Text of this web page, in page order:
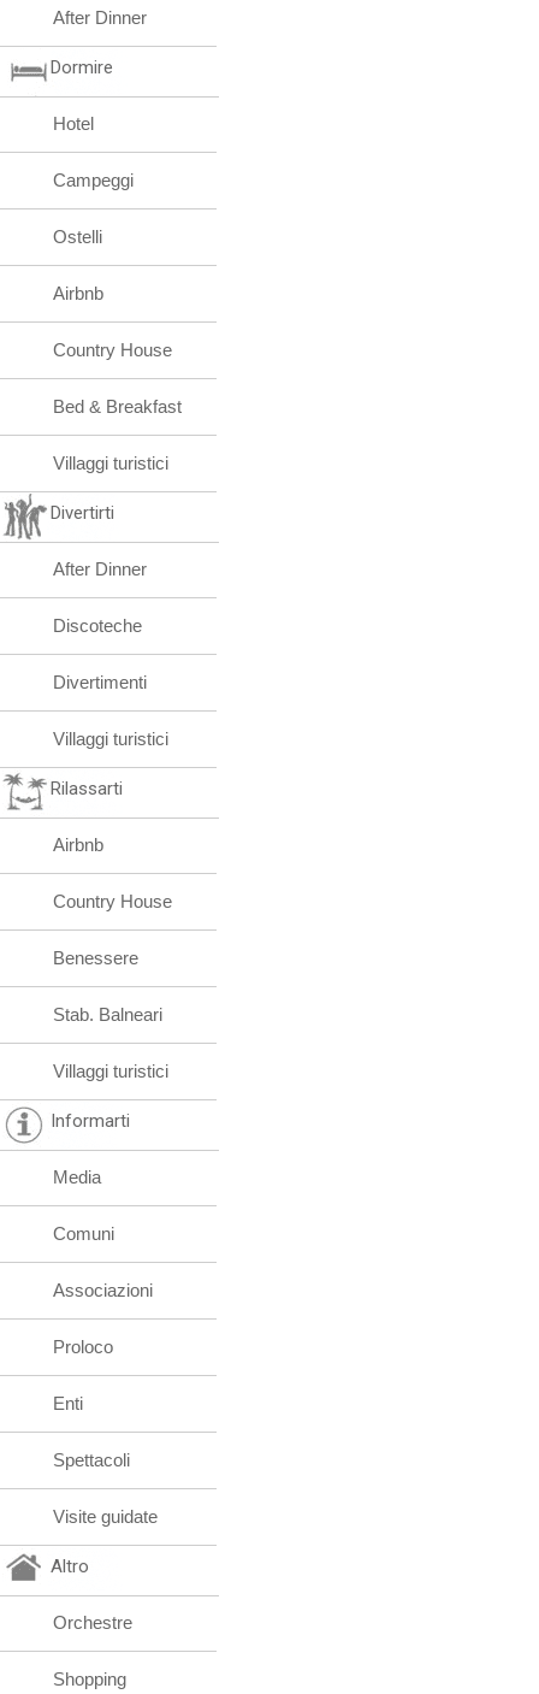
After Dinner
Dormire
Hotel
Campeggi
Ostelli
Airbnb
Country House
Bed & Breakfast
Villaggi turistici
Divertirti
After Dinner
Discoteche
Divertimenti
Villaggi turistici
Rilassarti
Airbnb
Country House
Benessere
Stab. Balneari
Villaggi turistici
Informarti
Media
Comuni
Associazioni
Proloco
Enti
Spettacoli
Visite guidate
Altro
Orchestre
Shopping